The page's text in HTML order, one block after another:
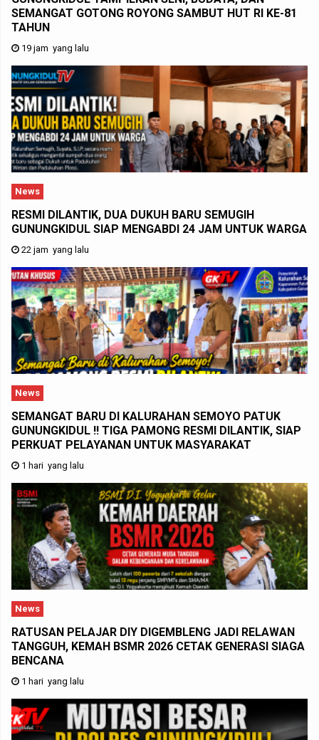
SEMANGAT GOTONG ROYONG SAMBUT HUT RI KE-81
TAHUN
19 jam yang lalu
News
RESMI DILANTIK, DUA DUKUH BARU SEMUGIH
GUNUNGKIDUL SIAP MENGABDI 24 JAM UNTUK WARGA
22 jam yang lalu
News
SEMANGAT BARU DI KALURAHAN SEMOYO PATUK
GUNUNGKIDUL !! TIGA PAMONG RESMI DILANTIK, SIAP
PERKUAT PELAYANAN UNTUK MASYARAKAT
1 hari yang lalu
News
RATUSAN PELAJAR DIY DIGEMBLENG JADI RELAWAN
TANGGUH, KEMAH BSMR 2026 CETAK GENERASI SIAGA
BENCANA
1 hari yang lalu